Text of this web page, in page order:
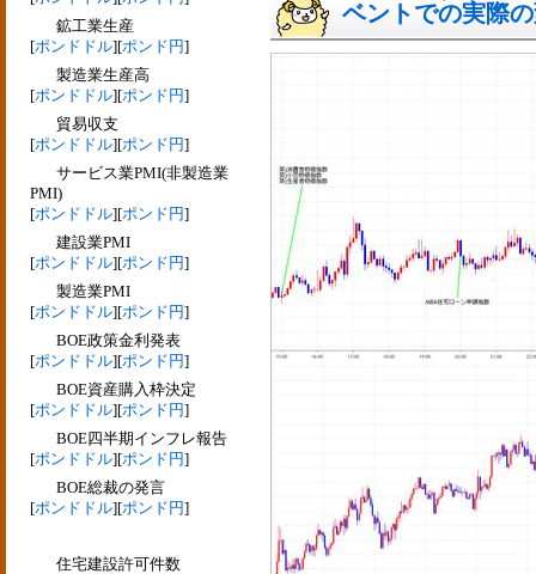
鉱工業生産
[ポンドドル][ポンド円]
製造業生産高
[ポンドドル][ポンド円]
貿易収支
[ポンドドル][ポンド円]
サービス業PMI(非製造業
PMI)
[ポンドドル][ポンド円]
建設業PMI
[ポンドドル][ポンド円]
製造業PMI
[ポンドドル][ポンド円]
BOE政策金利発表
[ポンドドル][ポンド円]
BOE資産購入枠決定
[ポンドドル][ポンド円]
BOE四半期インフレ報告
[ポンドドル][ポンド円]
BOE総裁の発言
[ポンドドル][ポンド円]
住宅建設許可件数
ベントでの実際